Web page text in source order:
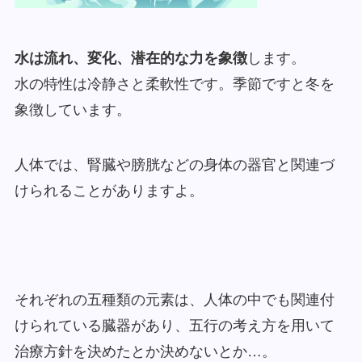
水は流れ、変化、潜在的な力を象徴します。
水の特性は冷静さと柔軟性です。季節ですと冬を
象徴しています。
人体では、腎臓や膀胱などの身体の器官と関連づ
けられることがありますよ。
それぞれの五種類の元素は、人体の中でも関連付
けられている臓器があり、五行の考え方を用いて
治療方針を決めたとか決めないとか…。